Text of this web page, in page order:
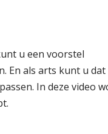
u een voorstel
En als arts kunt u
In deze video